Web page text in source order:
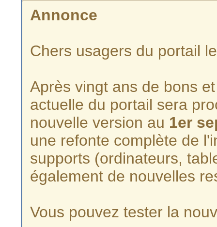
Annonce
Chers usagers du portail
Après vingt ans de bons
actuelle du portail sera
nouvelle version au 1er
une refonte complète de
supports (ordinateurs,
également de nouvelles
Vous pouvez tester la